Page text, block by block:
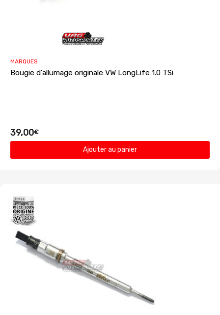
MARQUES
Bougie d’allumage originale VW LongLife 1.0 TSi
39,00€
Ajouter au panier